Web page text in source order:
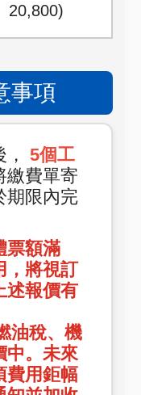
20,800)
事項
5個工
繳費單寄
期限內完
票額滿
，將視訂
述報價有
稅、機
中。未來
費用鉅幅